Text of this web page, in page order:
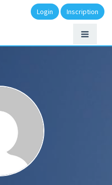
Login Inscription